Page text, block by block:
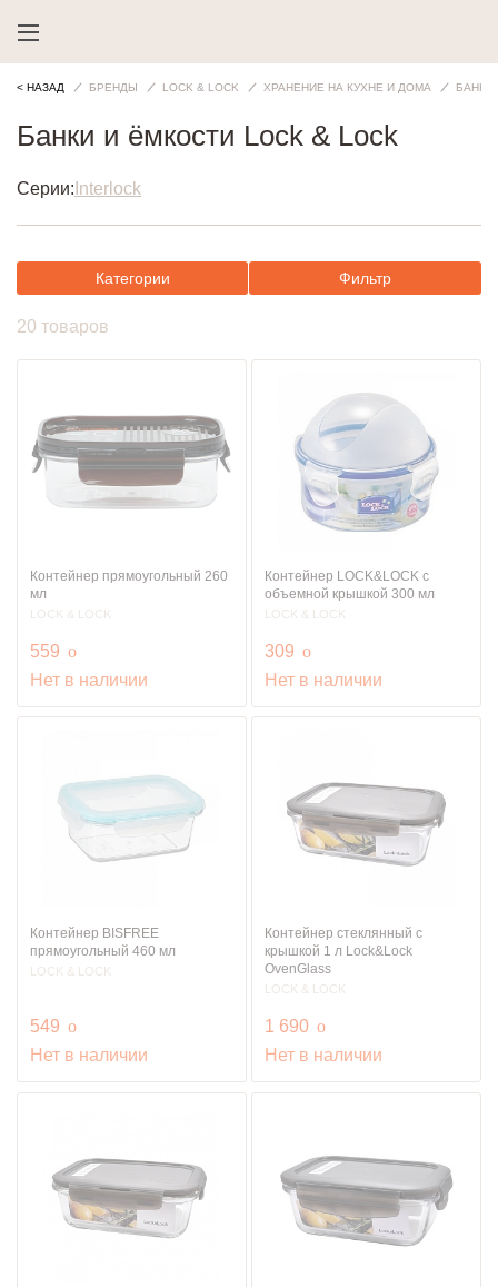
< НАЗАД БРЕНДЫ LOCK & LOCK ХРАНЕНИЕ НА КУХНЕ И ДОМА БАНКИ
Банки и ёмкости Lock & Lock
Серии: Interlock
Категории Фильтр
20 товаров
Контейнер прямоугольный 260
мл
LOCK & LOCK
559 руб.
o
Нет в наличии
Контейнер LOCK&LOCK с
объемной крышкой 300 мл
LOCK & LOCK
309 руб.
o
Нет в наличии
Контейнер BISFREE
прямоугольный 460 мл
LOCK & LOCK
549 руб.
o
Нет в наличии
Контейнер стеклянный с
крышкой 1 л Lock&Lock
OvenGlass
LOCK & LOCK
1 690 руб.
o
Нет в наличии